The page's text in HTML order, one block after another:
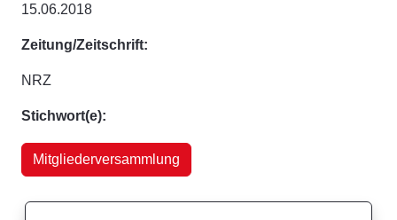
15.06.2018
Zeitung/Zeitschrift:
NRZ
Stichwort(e):
Mitgliederversammlung